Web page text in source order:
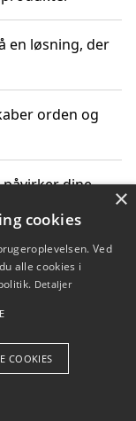
en løsning, der
orden og
dine
hverdag
×
cookies
Ved
alle cookies i
Detaljer
COOKIES